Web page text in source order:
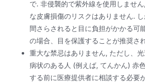
で. 非侵襲的で紫外線を使用しませ
な皮膚損傷のリスクはありません.
間さらされると目に負担がかかる可
の場合、目を保護することが推奨さ
重大な禁忌はありません, ただし、
病状のある人 (例えば, てんかん) 赤
する前に医療提供者に相談する必要